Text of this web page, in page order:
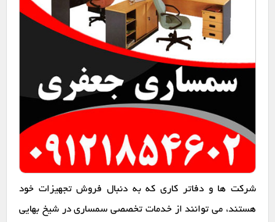
شرکت ها و دفاتر کاری که به دنبال فروش تجهیزات خود
هستند، می توانند از خدمات تخصصی سمساری در شیخ بهایی